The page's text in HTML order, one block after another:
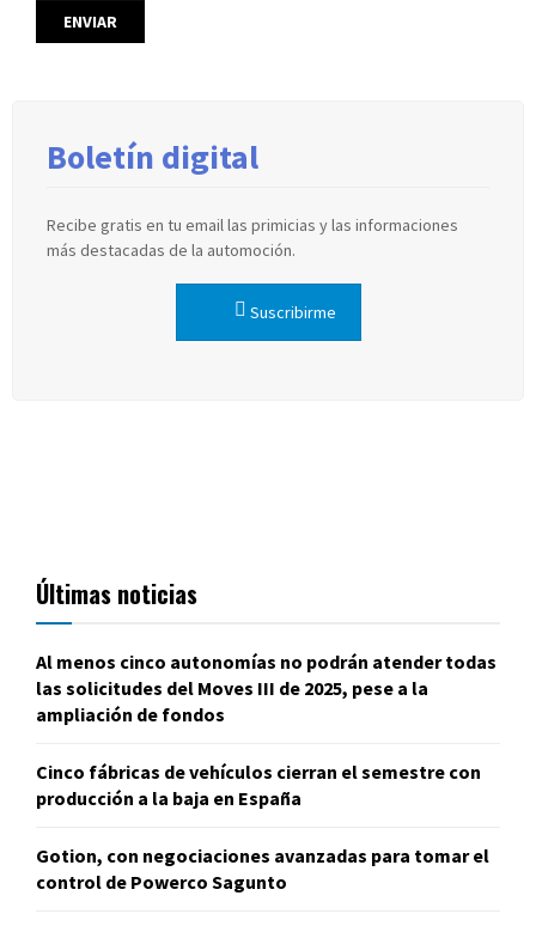
Boletín digital
Recibe gratis en tu email las primicias y las informaciones
más destacadas de la automoción.
Suscribirme
Últimas noticias
Al menos cinco autonomías no podrán atender todas
las solicitudes del Moves III de 2025, pese a la
ampliación de fondos
Cinco fábricas de vehículos cierran el semestre con
producción a la baja en España
Gotion, con negociaciones avanzadas para tomar el
control de Powerco Sagunto